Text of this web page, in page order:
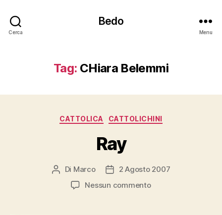
Cerca
Bedo
Menu
Tag: CHiara Belemmi
Categorie
CATTOLICA CATTOLICHINI
Ray
Autore
articolo
Di Marco
Data2 Agosto 2007
Nessun commentosu